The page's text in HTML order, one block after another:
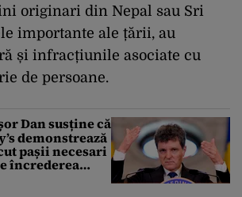
originari din Nepal sau Sri
importante ale țării, au
și infracțiunile asociate cu
de persoane.
Dan susține că
demonstrează
pașii necesari
încrederea